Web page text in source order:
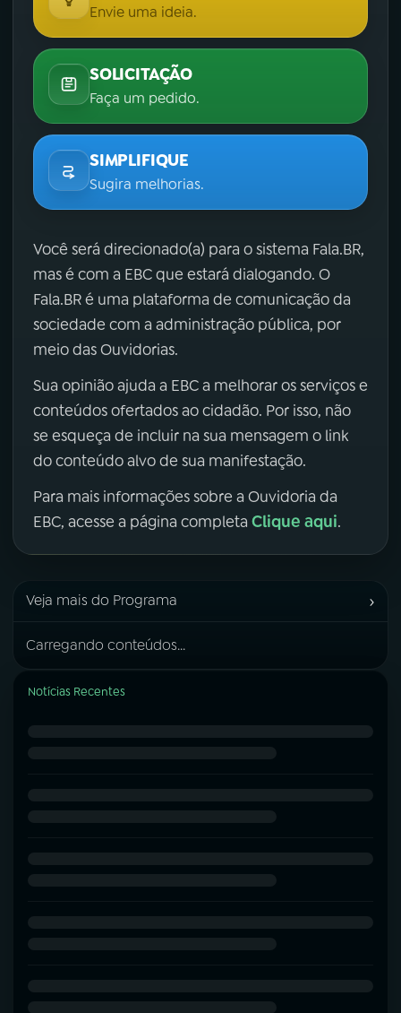
Envie uma ideia.
SOLICITAÇÃO
Faça um pedido.
SIMPLIFIQUE
Sugira melhorias.
Você será direcionado(a) para o sistema Fala.BR,
mas é com a EBC que estará dialogando. O
Fala.BR é uma plataforma de comunicação da
sociedade com a administração pública, por
meio das Ouvidorias.
Sua opinião ajuda a EBC a melhorar os serviços e
conteúdos ofertados ao cidadão. Por isso, não
se esqueça de incluir na sua mensagem o link
do conteúdo alvo de sua manifestação.
Para mais informações sobre a Ouvidoria da
EBC, acesse a página completa Clique aqui.
Veja mais do Programa ›
Carregando conteúdos...
Notícias Recentes